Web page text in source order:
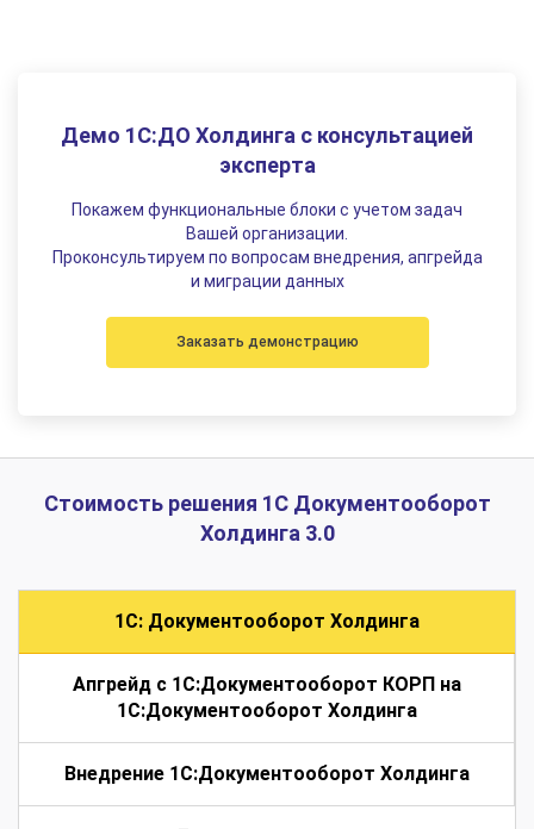
Демо 1С:ДО Холдинга с консультацией
эксперта
Покажем функциональные блоки с учетом задач
Вашей организации.
Проконсультируем по вопросам внедрения, апгрейда
и миграции данных
Заказать демонстрацию
Стоимость решения 1С Документооборот
Холдинга 3.0
1С: Документооборот Холдинга
Апгрейд с 1С:Документооборот КОРП на
1С:Документооборот Холдинга
Внедрение 1С:Документооборот Холдинга